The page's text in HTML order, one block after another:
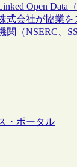
Open
式会社が協業を
関（NSERC、
・ポータル